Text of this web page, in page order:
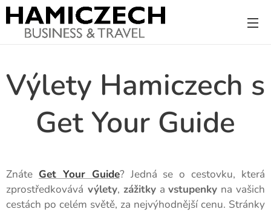
Výlety Hamiczech s
Get Your Guide
Znáte Get Your Guide? Jedná se o cestovku, která
zprostředkovává výlety, zážitkyavstupenky na vašich
cestách po celém světě, za nejvýhodnější cenu. Stránky